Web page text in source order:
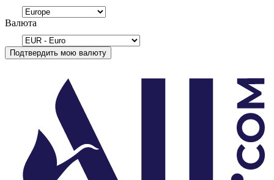
Валюта
Подтвердить мою валюту